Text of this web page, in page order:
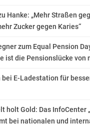
PRESSEAUSSENDUNG
www.ots.at
Originaltext-Service
Hanke: „Mehr Straßen
Zucker gegen Karies“
zum Equal Pension
ist die Pensionslücke von
bei E-Ladestation für
holt Gold: Das InfoCenter
bei nationalen und